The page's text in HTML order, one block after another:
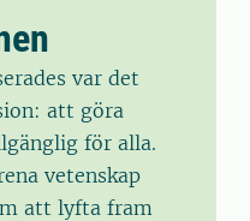
var det
att göra
för alla.
vetenskap
att lyfta fram